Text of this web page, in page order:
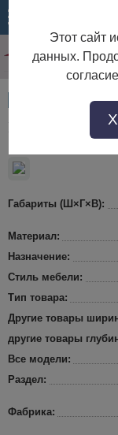
24516
Комод
Габариты (Ш×Г×В):
Материал:
Назначение:
Стиль мебели:
Тип товара:
Другие товары
другие товары
Все модели:
Раздел:
Фабрика:
Этот сайт
данных.